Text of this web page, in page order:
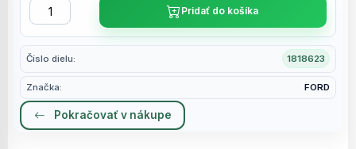
Číslo dielu: 1818623
Značka: FORD
Pridať do košíka
Pokračovať v nákupe